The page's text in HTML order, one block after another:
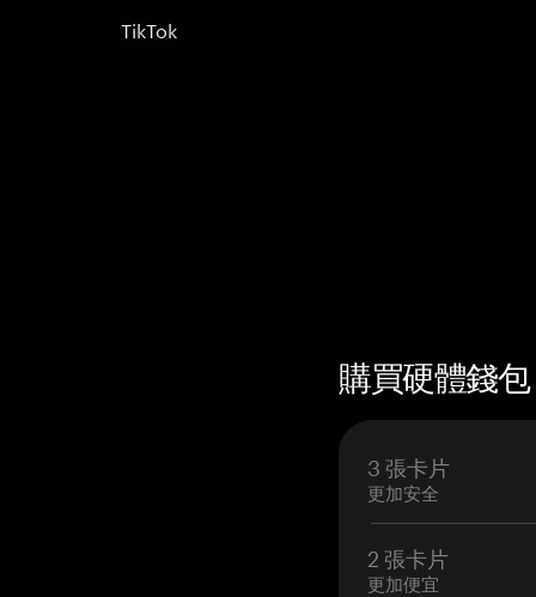
TikTok
購買硬體錢
3 張卡片
更加安全
2 張卡片
更加便宜